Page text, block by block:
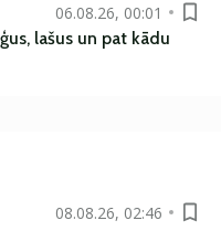
06.08.26, 00:01
lašus un pat kādu
08.08.26, 02:46